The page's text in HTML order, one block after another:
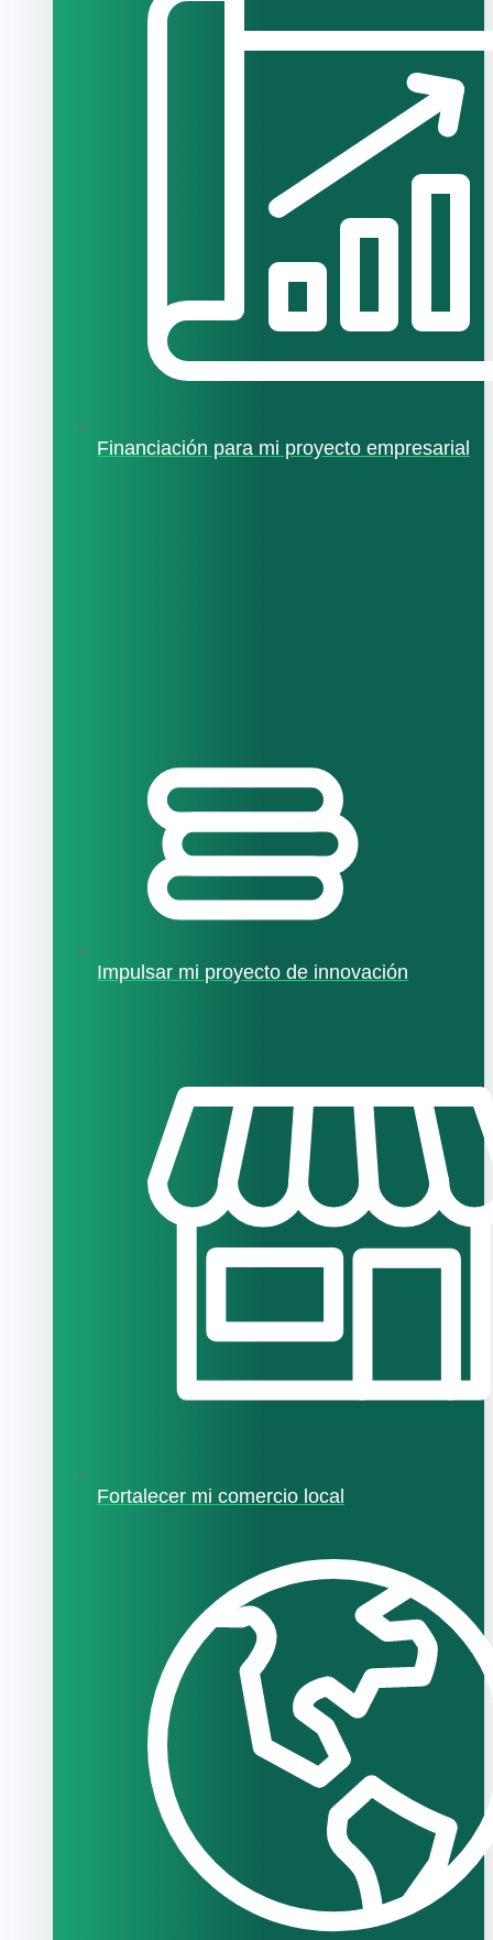
Financiación para mi proyecto empresarial
Impulsar mi proyecto de innovación
Fortalecer mi comercio local